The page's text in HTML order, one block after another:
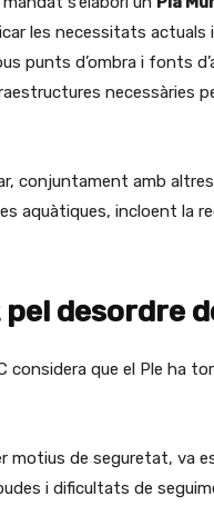
les necessitats actuals
punts d’ombra i fonts
necessàries
conjuntament amb
aquàtiques, incloent la
desordre
considera que el Ple ha
motius de seguretat, va
i dificultats de